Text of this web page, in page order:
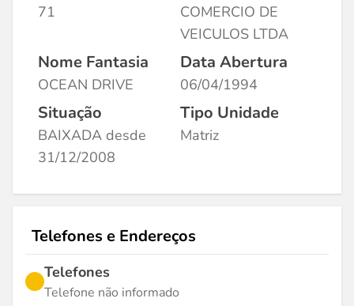
71
COMERCIO DE
VEICULOS LTDA
Nome Fantasia
OCEAN DRIVE
Data Abertura
06/04/1994
Situação
BAIXADA desde
31/12/2008
Tipo Unidade
Matriz
Telefones e Endereços
Telefones
Telefone não informado